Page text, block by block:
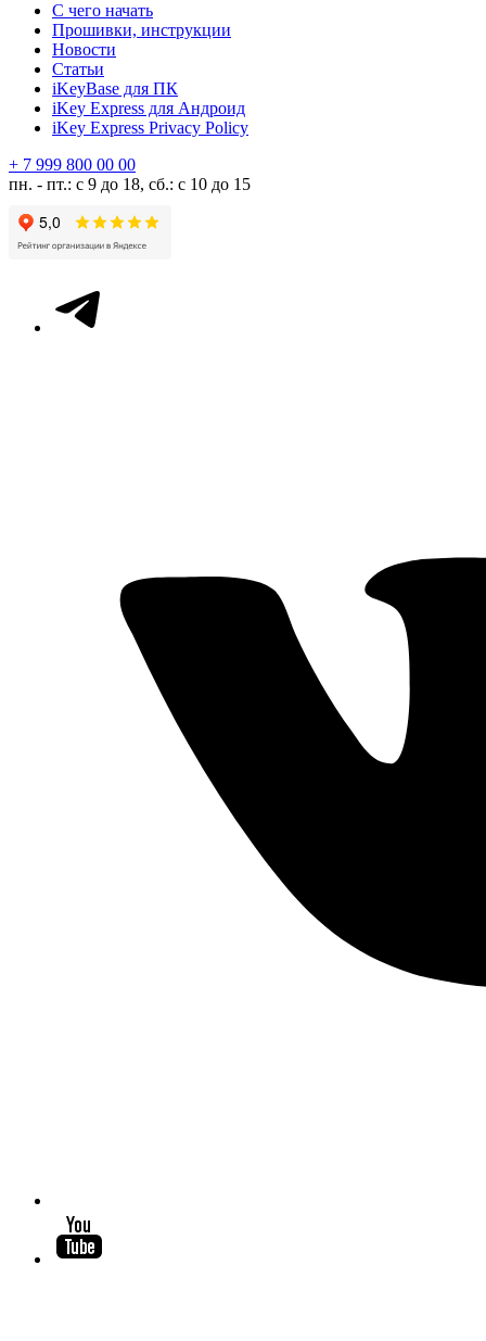
С чего начать
Прошивки, инструкции
Новости
Статьи
iKeyBase для ПК
iKey Express для Андроид
iKey Express Privacy Policy
+ 7 999 800 00 00
пн. - пт.: с 9 до 18, сб.: с 10 до 15